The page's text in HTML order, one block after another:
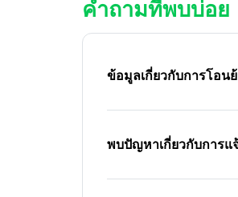
คำถามที่พบบ่อย
ข้อมูลเกี่ยวกับการโอ
พบปัญหาเกี่ยวกับการแ